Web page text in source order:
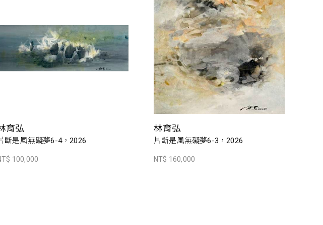
育弘
斷是風無礙夢6-4，2026
100,000
林育弘
片斷是風無礙夢6-3，2026
NT$ 160,000